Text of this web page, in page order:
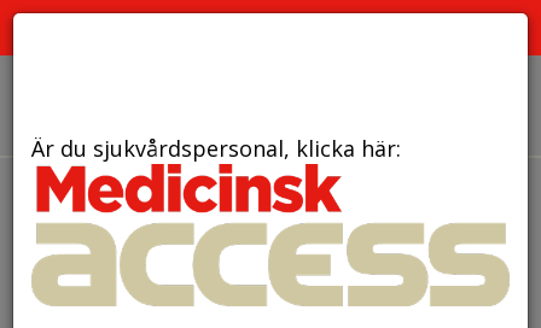
den 13 februari 2024
Ett vanligt blodprov
kan förutspå hjärtinfarkt
Är du sjukvårdspersonal, klicka här: